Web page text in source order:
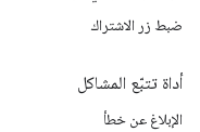
ضبط زر الاشتراك
أداة تتبّع المشاكل
الإبلاغ عن خطأ